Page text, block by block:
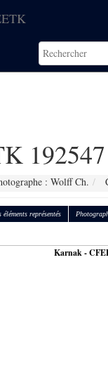
192547
: Wolff Ch.
représentés